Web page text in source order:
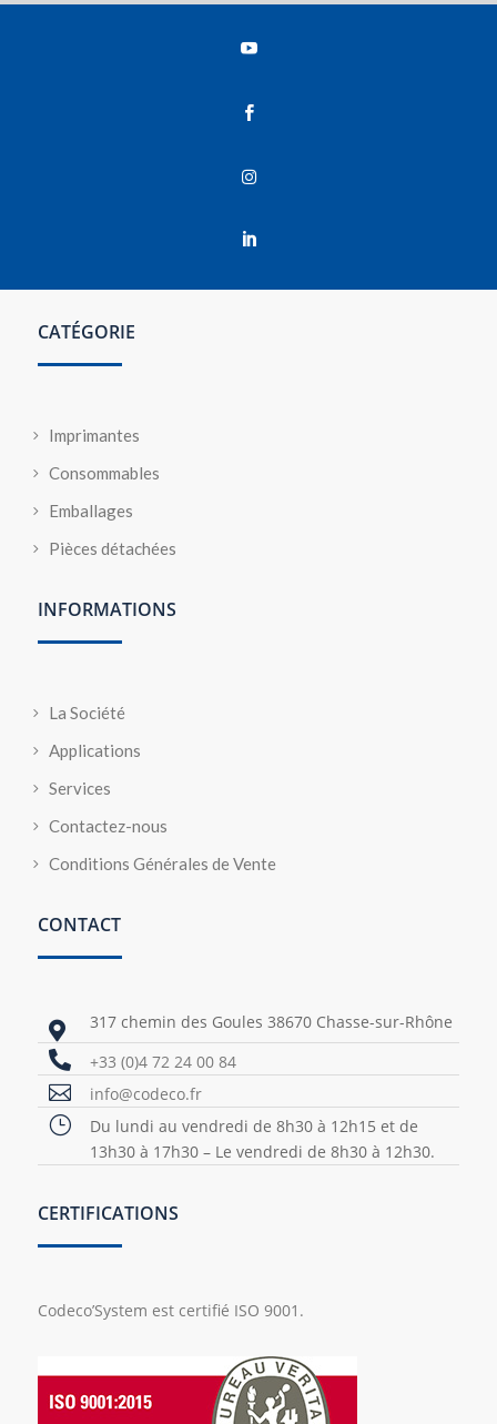




CATÉGORIE
Imprimantes
Consommables
Emballages
Pièces détachées
INFORMATIONS
La Société
Applications
Services
Contactez-nous
Conditions Générales de Vente
CONTACT
 317 chemin des Goules 38670 Chasse-sur-Rhône
 +33 (0)4 72 24 00 84
 info@codeco.fr
}
Du lundi au vendredi de 8h30 à 12h15 et de
13h30 à 17h30 – Le vendredi de 8h30 à 12h30.
CERTIFICATIONS
Codeco’System est certifié ISO 9001.